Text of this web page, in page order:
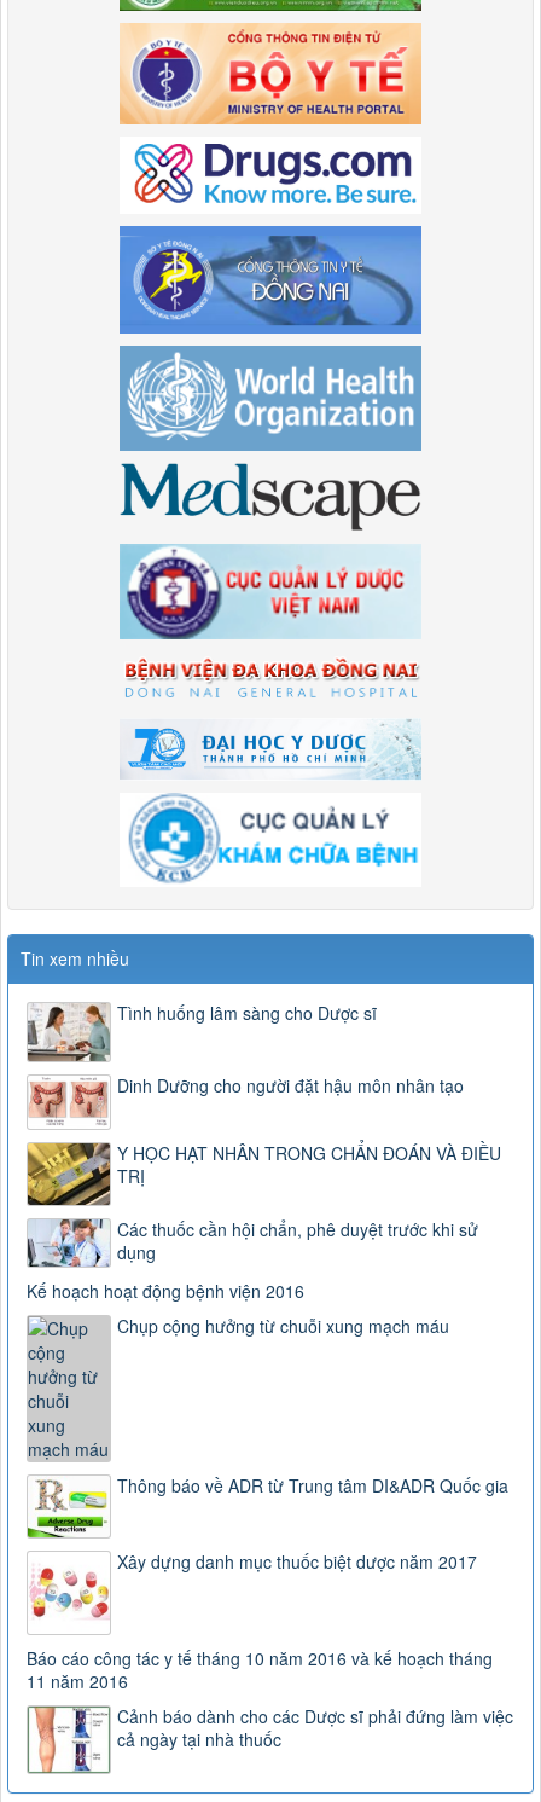
Tin xem nhiều
Tình huống lâm sàng cho Dược sĩ
Dinh Dưỡng cho người đặt hậu môn nhân tạo
Y HỌC HẠT NHÂN TRONG CHẨN ĐOÁN VÀ ĐIỀU
TRỊ
Các thuốc cần hội chẩn, phê duyệt trước khi sử
dụng
Kế hoạch hoạt động bệnh viện 2016
Chụp cộng hưởng từ chuỗi xung mạch máu
Thông báo về ADR từ Trung tâm DI&ADR Quốc gia
Xây dựng danh mục thuốc biệt dược năm 2017
Báo cáo công tác y tế tháng 10 năm 2016 và kế hoạch tháng
11 năm 2016
Cảnh báo dành cho các Dược sĩ phải đứng làm việc
cả ngày tại nhà thuốc
163/2025/NĐ-CP
Nghị định số 163/2025/NĐ-CP của Chính phủ: Quy định chi
tiết một số điều và biện pháp để tổ chức, hướng dẫn thi
Lượt xem:2894 | lượt tải:0
3468
Hướng dẫn tạm thời giám sát và phòng, chống COVID-19
Lượt xem:4541 | lượt tải:1006
TT-52/2017-BYT